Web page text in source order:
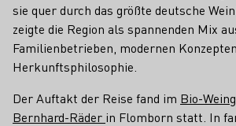
sie quer durch das größte deutsche
zeigte die Region als spannenden Mix
Familienbetrieben, modernen
Herkunftsphilosophie.
Der Auftakt der Reise fand im Bio-
Bernhard-Räder in Flomborn statt. In